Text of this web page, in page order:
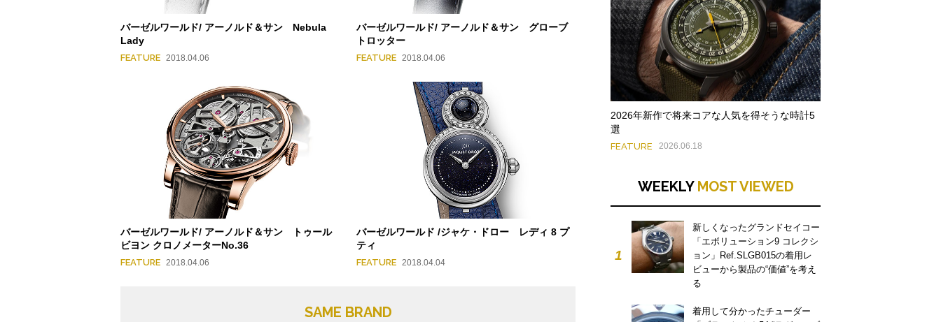
バーゼルワールド/ アーノルド＆サン Nebula
Lady
FEATURE 2018.04.06
バーゼルワールド/ アーノルド＆サン グローブ
トロッター
FEATURE 2018.04.06
バーゼルワールド/ アーノルド＆サン トゥール
ビヨン クロノメーターNo.36
FEATURE 2018.04.06
バーゼルワールド /ジャケ・ドロー レディ 8 プ
ティ
FEATURE 2018.04.04
SAME BRAND
2026年新作で将来コアな人気を得そうな時計5
選
FEATURE 2026.06.18
WEEKLY MOST VIEWED
1
新しくなったグランドセイコー
「エボリューション9 コレクシ
ョン」Ref.SLGB015の着用レ
ビューから製品の“価値”を考え
る
着用して分かったチューダー